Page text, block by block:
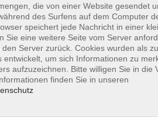
die von einer Website gesendet
des Surfens auf dem Computer
speichert jede Nachricht in einer
Sie eine weitere Seite vom Server
Server zurück. Cookies wurden als
entwickelt, um sich Informationen zu
aufzuzeichnen. Bitte willigen Sie in die
finden Sie in unseren